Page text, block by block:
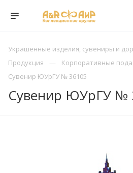
Украшенные изделия, сувениры и
Продукция
Корпоративные
Сувенир ЮУрГУ № 36105
Сувенир ЮУрГУ №